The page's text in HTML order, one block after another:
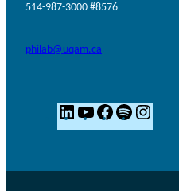
514-987-3000 #8576
philab@uqam.ca
L
i
Y
o
F
a
S
p
n